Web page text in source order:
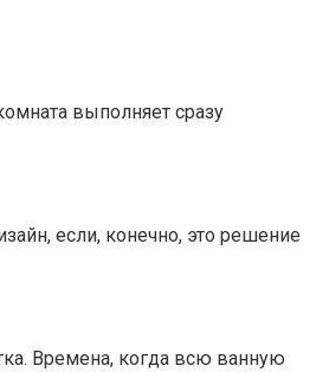
выполняет сразу
если, конечно, это решение
Времена, когда всю ванную